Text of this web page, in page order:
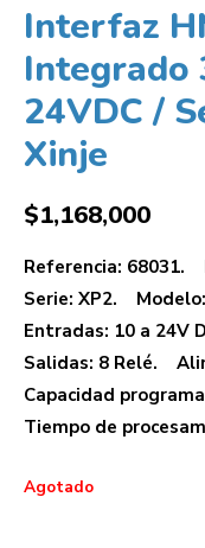
Interfaz
Integrado
24VDC /
Xinje
$1,168,000
Referencia: 68031.
Serie: XP2. Modelo:
Entradas: 10 a 24V
Salidas: 8 Relé.
Capacidad
Tiempo de
Agotado